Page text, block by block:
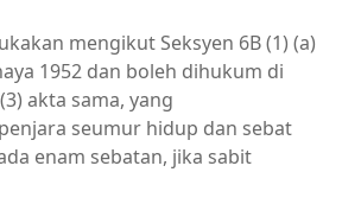
mengikut Seksyen 6B (1) (a)
1952 dan boleh dihukum di
akta sama, yang
seumur hidup dan sebat
enam sebatan, jika sabit